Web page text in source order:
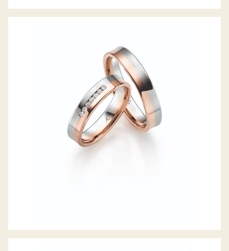
GERSTNER TRAURINGE